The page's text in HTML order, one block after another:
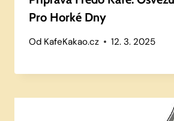
Pro Horké Dny
Od KafeKakao.cz 12. 3. 2025